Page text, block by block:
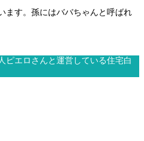
ます。孫にはババちゃんと呼ばれ
ピエロさんと運営している住宅白